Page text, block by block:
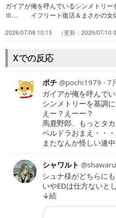
ガイアが俺を呼んでいるシンメト
Ⅲ… イフリート復活＆まさかの女
ートの… をバンダイチャンネルで
回。また…
2026/07/08 10:15 2026/07/10
Xでの反応
ポチ pochi1979
7
ガイアが俺を呼んで
シンメトリーを基調
えー？えーー？
馬鹿野郎、もっとタ
ベルドラおまえ・・・
またなんか怪しい連
シャワルト
シュナ様がどちらに
いやEDは仕方ないと
↓続